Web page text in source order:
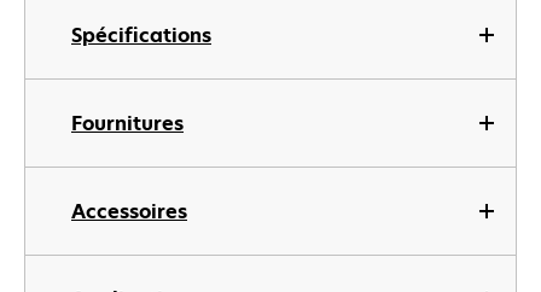
Spécifications
Fournitures
Accessoires